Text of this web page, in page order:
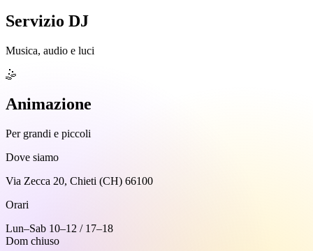
Servizio DJ
Musica, audio e luci
🤹
Animazione
Per grandi e piccoli
Dove siamo
Via Zecca 20, Chieti (CH) 66100
Orari
Lun–Sab 10–12 / 17–18
Dom chiuso